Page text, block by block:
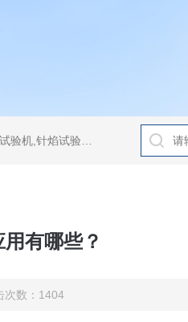
机,DSC差示扫描量热仪
有哪些？
数：1404